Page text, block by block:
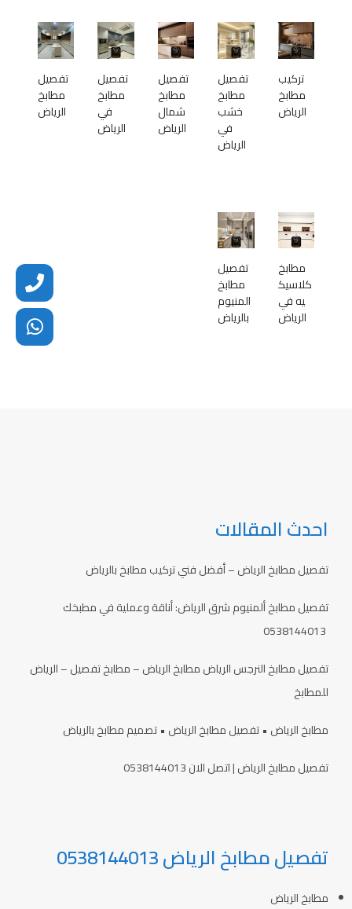
تركيب
مطابخ
الرياض
تفصيل
مطابخ
خشب
في
الرياض
تفصيل
مطابخ
شمال
الرياض
تفصيل
مطابخ
في
الرياض
تفصيل
مطابخ
الرياض
مطابخ
كلاسيك
يه في
الرياض
تفصيل
مطابخ
المنيوم
بالرياض
احدث المقالات
تفصيل مطابخ الرياض – أفضل فني تركيب مطابخ بالرياض
تفصيل مطابخ ألمنيوم شرق الرياض: أناقة وعملية في مطبخك
تفصيل مطابخ النرجس الرياض مطابخ الرياض – مطابخ تفصيل – الرياض
للمطابخ
مطابخ الرياض • تفصيل مطابخ الرياض • تصميم مطابخ بالرياض
تفصيل مطابخ الرياض | اتصل الان 0538144013
تفصيل مطابخ الرياض 0538144013
مطابخ الرياض